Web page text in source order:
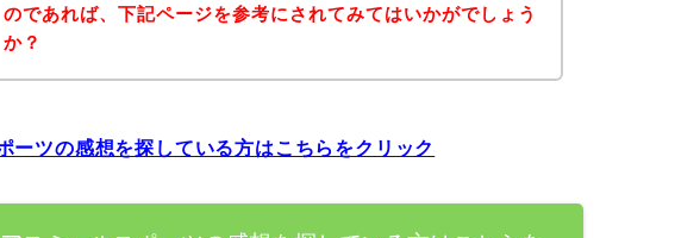
のであれば、下記ページを参考にされてみてはいかがでしょう
か？
ーツの感想を探している方はこちらをクリック